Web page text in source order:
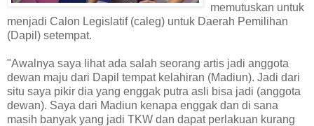
memutuskan untuk
menjadi Calon Legislatif (caleg) untuk Daerah Pemilihan
(Dapil) setempat.
"Awalnya saya lihat ada salah seorang artis jadi anggota
dewan maju dari Dapil tempat kelahiran (Madiun). Jadi dari
situ saya pikir dia yang enggak putra asli bisa jadi (anggota
dewan). Saya dari Madiun kenapa enggak dan di sana
masih banyak yang jadi TKW dan dapat perlakuan kurang